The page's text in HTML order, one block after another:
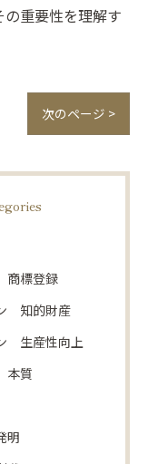
重要性を理解す
次のページ >
標登録
知的財産
生産性向上
質
明